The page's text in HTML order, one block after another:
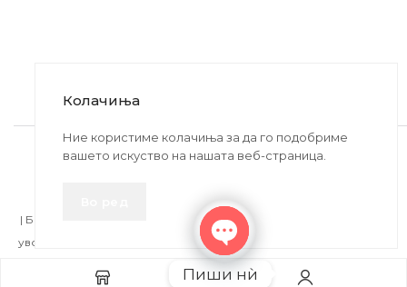
2020-2024 © MB DISKONT. Изработено од
БРАМИТ ДООЕЛ
| БРАЌА МИНКОВИ 57, 2400 СТРУМИЦА | ДПТУ
увоз-извоз Струмица Д.Б.: MK4027005146330 | ЕМБС: 6030530 |
Додај во кошничка
Колачиња
Ние користиме колачиња за да го подобриме
вашето искуство на нашата веб-страница.
Пиши нѝ
Open
chaty